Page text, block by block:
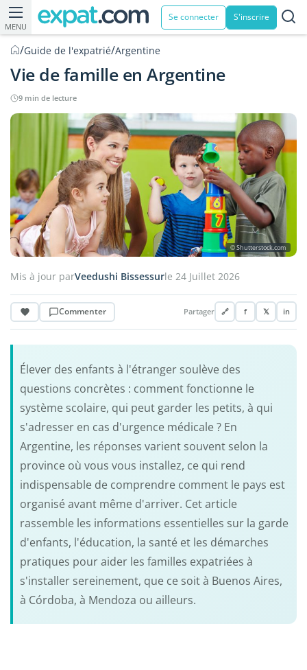
MENU
Se connecter S'inscrire
/Guide de l'expatrié/Argentine
Vie de famille en Argentine
9 min de lecture
© Shutterstock.com
Mis à jour parVeedushi Bissessurle 24 Juillet 2026
Commenter Partager 🔗 f 𝕏 in
Élever des enfants à l'étranger soulève des
questions concrètes : comment fonctionne le
système scolaire, qui peut garder les petits, à qui
s'adresser en cas d'urgence médicale ? En
Argentine, les réponses varient souvent selon la
province où vous vous installez, ce qui rend
indispensable de comprendre comment le pays est
organisé avant même d'arriver. Cet article
rassemble les informations essentielles sur la garde
d'enfants, l'éducation, la santé et les démarches
pratiques pour aider les familles expatriées à
s'installer sereinement, que ce soit à Buenos Aires,
à Córdoba, à Mendoza ou ailleurs.